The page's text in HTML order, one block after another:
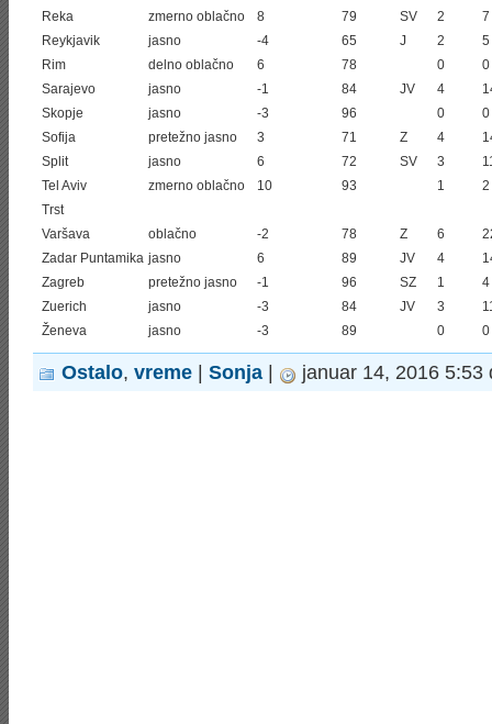
Reka zmerno oblačno 8 79 SV 2
7
Reykjavik
jasno -4 65 J 2
5
Rim
delno oblačno 6 78 0
0
Sarajevo
jasno -1 84 JV 4
Skopje
jasno -3 96 0
0
Sofija
pretežno jasno 3 71 Z 4
Split
jasno 6 72 SV 3
Tel Aviv
zmerno oblačno 10 93 1
2
Trst
Varšava
oblačno -2 78 Z 6
Zadar Puntamika jasno 6 89 JV 4
Zagreb
pretežno jasno -1 96 SZ 1
4
Zuerich
jasno -3 84 JV 3
Ženeva
jasno -3 89 0 0
Ostalo, vreme Sonja januar 14, 2016 5:53